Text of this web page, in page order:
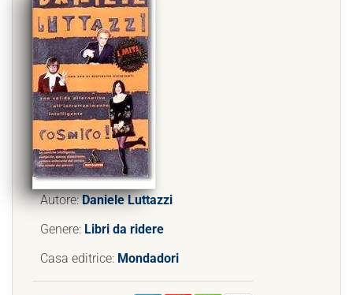
Autore:Daniele Luttazzi
Genere: Libri da ridere
Casa editrice: Mondadori